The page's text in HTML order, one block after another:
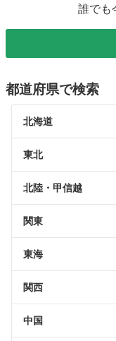
誰でも
都道府県で検索
北海道
東北
北陸・甲信越
関東
東海
関西
中国